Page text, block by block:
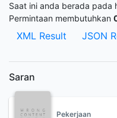
Saat ini anda berada pada
Permintaan membutuhkan
XML Result JSON
Saran
Pekerjaan